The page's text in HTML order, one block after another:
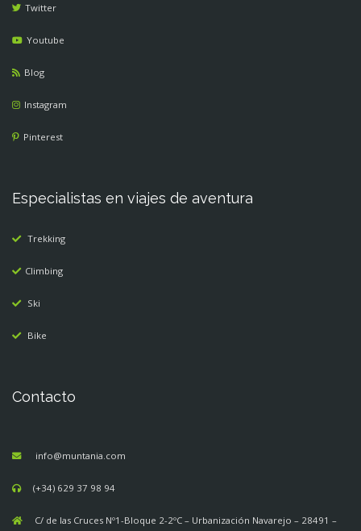
Twitter
Youtube
Blog
Instagram
Pinterest
Especialistas en viajes de aventura
Trekking
Climbing
Ski
Bike
Contacto
info@muntania.com
(+34) 629 37 98 94
C/ de las Cruces Nº1-Bloque 2-2ºC – Urbanización Navarejo – 28491 –